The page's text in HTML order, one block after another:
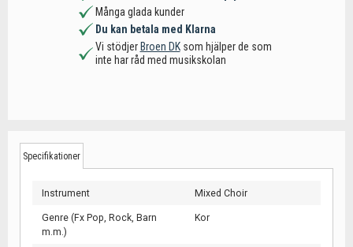
Många glada kunder
Du kan betala med Klarna
Vi stödjerBroen DKsom hjälper de som
inte har råd med musikskolan
Specifikationer
Instrument Mixed Choir
Genre (Fx Pop, Rock, Barn
m.m.)
Kor